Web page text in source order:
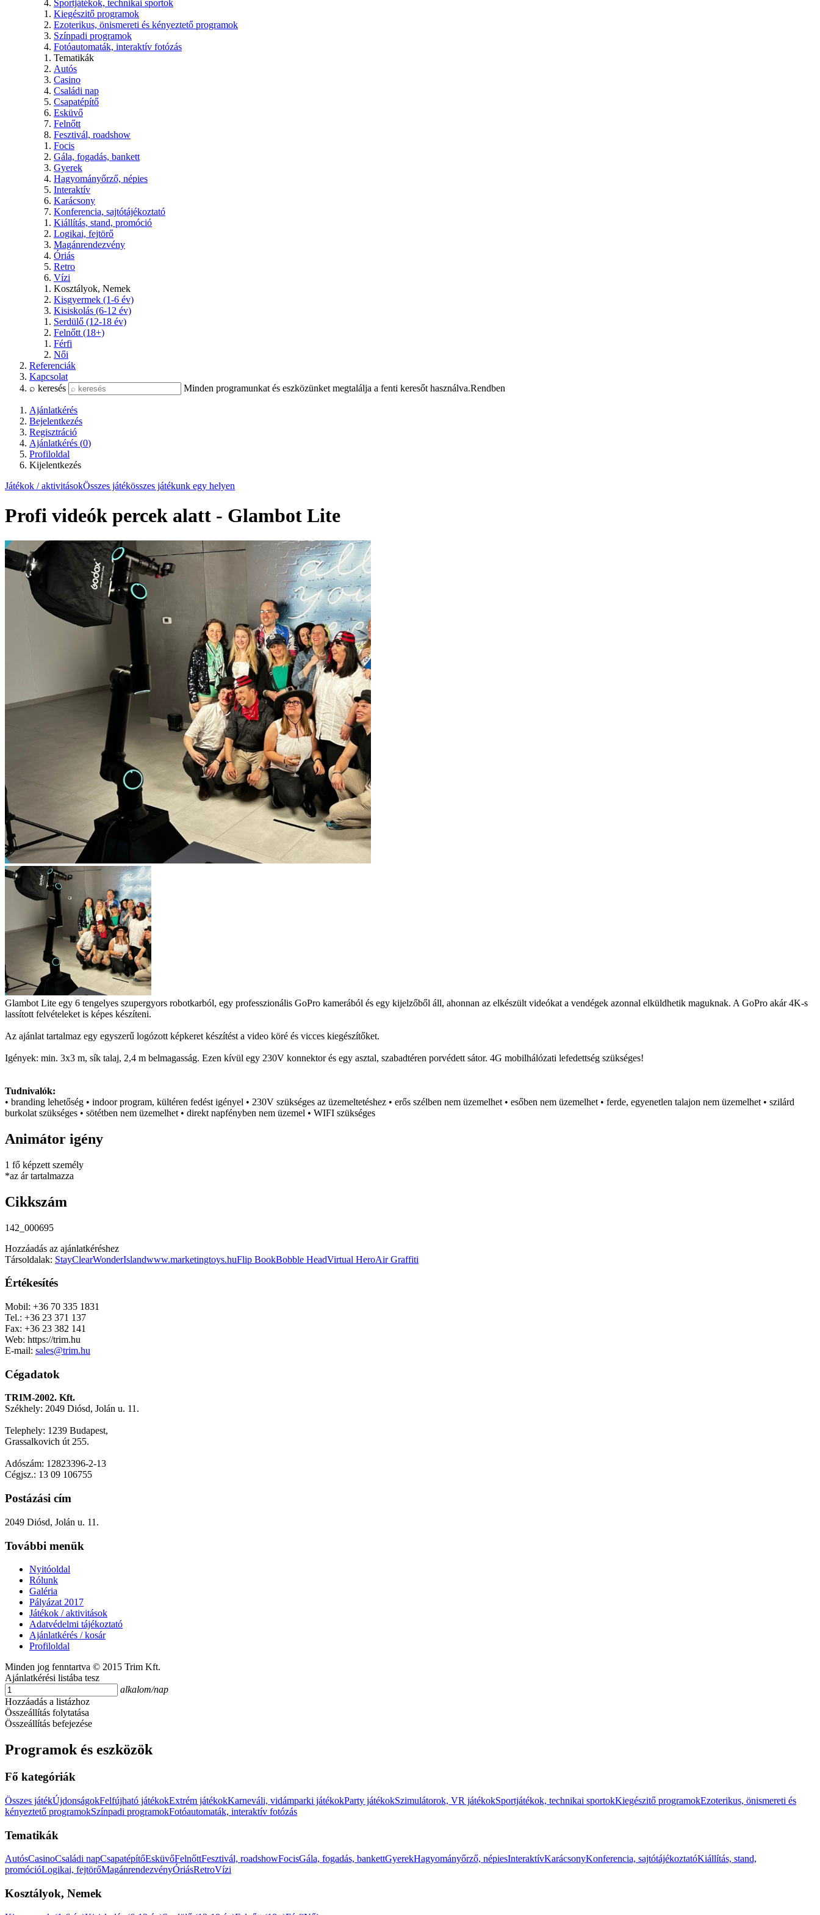
Sportjátékok, technikai sportok
Kiegészitő programok
Ezoterikus, önismereti és kényeztető programok
Színpadi programok
Fotóautomaták, interaktív fotózás
Tematikák
Autós
Casino
Családi nap
Csapatépítő
Esküvő
Felnőtt
Fesztivál, roadshow
Focis
Gála, fogadás, bankett
Gyerek
Hagyományőrző, népies
Interaktív
Karácsony
Konferencia, sajtótájékoztató
Kiállítás, stand, promóció
Logikai, fejtörő
Magánrendezvény
Óriás
Retro
Vízi
Kosztályok, Nemek
Kisgyermek (1-6 év)
Kisiskolás (6-12 év)
Serdülő (12-18 év)
Felnőtt (18+)
Férfi
Női
Referenciák
Kapcsolat
⌕ keresés
Minden programunkat és eszközünket megtalálja a fenti keresőt használva.Rendben
Ajánlatkérés
Bejelentkezés
Regisztráció
Ajánlatkérés (0)
Profiloldal
Kijelentkezés
Játékok / aktivitásokÖsszes játékösszes játékunk egy helyen
Profi videók percek alatt - Glambot Lite
Glambot Lite egy 6 tengelyes szupergyors robotkarból, egy professzionális GoPro kamerából és egy kijelzőből áll, ahonnan az elkészült videókat a vendégek azonnal elküldhetik maguknak. A GoPro akár 4K-s
lassított felvételeket is képes készíteni.
Az ajánlat tartalmaz egy egyszerű logózott képkeret készítést a video köré és vicces kiegészítőket.
Igények: min. 3x3 m, sík talaj, 2,4 m belmagasság. Ezen kívül egy 230V konnektor és egy asztal, szabadtéren porvédett sátor. 4G mobilhálózati lefedettség szükséges!
Tudnivalók:
• branding lehetőség • indoor program, kültéren fedést igényel • 230V szükséges az üzemeltetéshez • erős szélben nem üzemelhet • esőben nem üzemelhet • ferde, egyenetlen talajon nem üzemelhet • szilárd
burkolat szükséges • sötétben nem üzemelhet • direkt napfényben nem üzemel • WIFI szükséges
Animátor igény
1 fő képzett személy
*az ár tartalmazza
Cikkszám
142_000695
Hozzáadás az ajánlatkéréshez
Társoldalak: StayClearWonderIslandwww.marketingtoys.huFlip BookBobble HeadVirtual HeroAir Graffiti
Értékesítés
Mobil: +36 70 335 1831
Tel.: +36 23 371 137
Fax: +36 23 382 141
Web: https://trim.hu
E-mail: sales@trim.hu
Cégadatok
TRIM-2002. Kft.
Székhely: 2049 Diósd, Jolán u. 11.
Telephely: 1239 Budapest,
Grassalkovich út 255.
Adószám: 12823396-2-13
Cégjsz.: 13 09 106755
Postázási cím
2049 Diósd, Jolán u. 11.
További menük
Nyitóoldal
Rólunk
Galéria
Pályázat 2017
Játékok / aktivitások
Adatvédelmi tájékoztató
Ajánlatkérés / kosár
Profiloldal
Minden jog fenntartva © 2015 Trim Kft.
Ajánlatkérési listába tesz
alkalom/nap
Hozzáadás a listázhoz
Összeállítás folytatása
Összeállítás befejezése
Programok és eszközök
Fő kategóriák
Összes játékÚjdonságokFelfújható játékokExtrém játékokKarneváli, vidámparki játékokParty játékokSzimulátorok, VR játékokSportjátékok, technikai sportokKiegészitő programokEzoterikus, önismereti és
kényeztető programokSzínpadi programokFotóautomaták, interaktív fotózás
Tematikák
AutósCasinoCsaládi napCsapatépítőEsküvőFelnőttFesztivál, roadshowFocisGála, fogadás, bankettGyerekHagyományőrző, népiesInteraktívKarácsonyKonferencia, sajtótájékoztatóKiállítás, stand,
promócióLogikai, fejtörőMagánrendezvényÓriásRetroVízi
Kosztályok, Nemek